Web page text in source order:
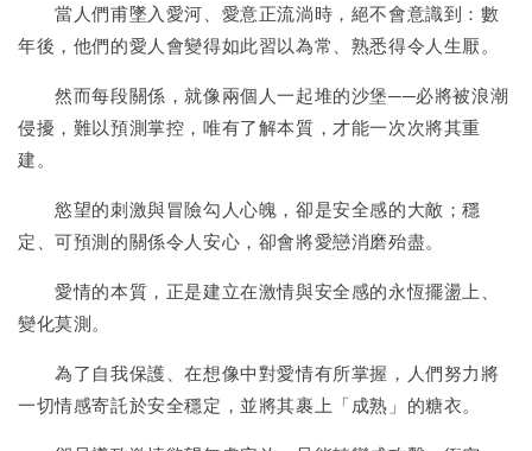
當人們甫墜入愛河、愛意正流淌時，絕不會意識到：數
年後，他們的愛人會變得如此習以為常、熟悉得令人生厭。
然而每段關係，就像兩個人一起堆的沙堡──必將被浪潮
侵擾，難以預測掌控，唯有了解本質，才能一次次將其重
建。
慾望的刺激與冒險勾人心魄，卻是安全感的大敵；穩
定、可預測的關係令人安心，卻會將愛戀消磨殆盡。
愛情的本質，正是建立在激情與安全感的永恆擺盪上、
變化莫測。
為了自我保護、在想像中對愛情有所掌握，人們努力將
一切情感寄託於安全穩定，並將其裹上「成熟」的糖衣。